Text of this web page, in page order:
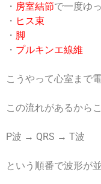
・ 房室結節で一度ゆ
・ ヒス束
・ 脚
・ プルキンエ線維
こうやって心室まで
この流れがあるからこ
P波 → QRS → T波
という順番で波形が